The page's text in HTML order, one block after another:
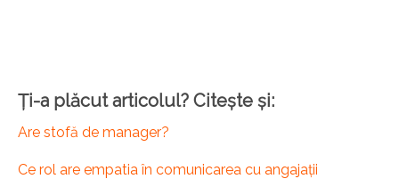
Ți-a plăcut articolul? Citește și:
Are stofă de manager?
Ce rol are empatia în comunicarea cu angajații